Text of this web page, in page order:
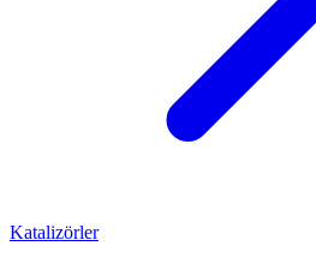
Katalizörler